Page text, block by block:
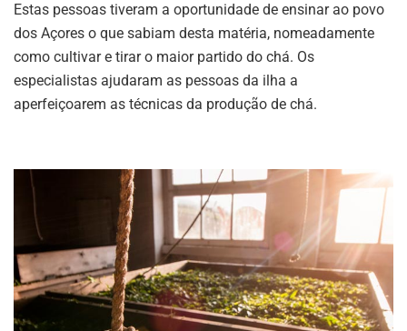
Estas pessoas tiveram a oportunidade de ensinar ao povo
dos Açores o que sabiam desta matéria, nomeadamente
como cultivar e tirar o maior partido do chá. Os
especialistas ajudaram as pessoas da ilha a
aperfeiçoarem as técnicas da produção de chá.